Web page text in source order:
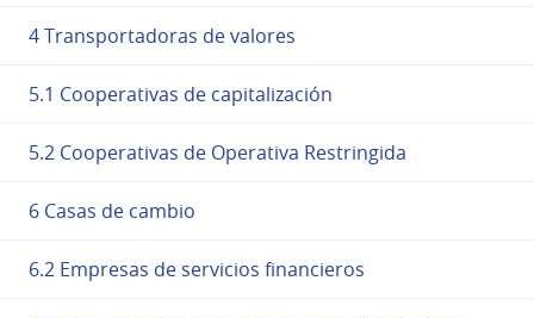
4 Transportadoras de valores
5.1 Cooperativas de capitalización
5.2 Cooperativas de Operativa Restringida
6 Casas de cambio
6.2 Empresas de servicios financieros